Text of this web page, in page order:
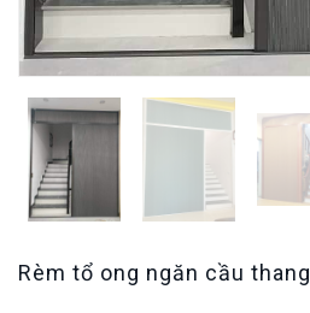
Rèm tổ ong ngăn cầu thang